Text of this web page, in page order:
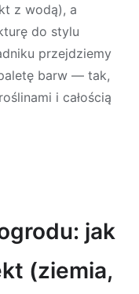
z wodą), a
do stylu
przejdziemy
barw — tak,
i całością
jak
(ziemia,